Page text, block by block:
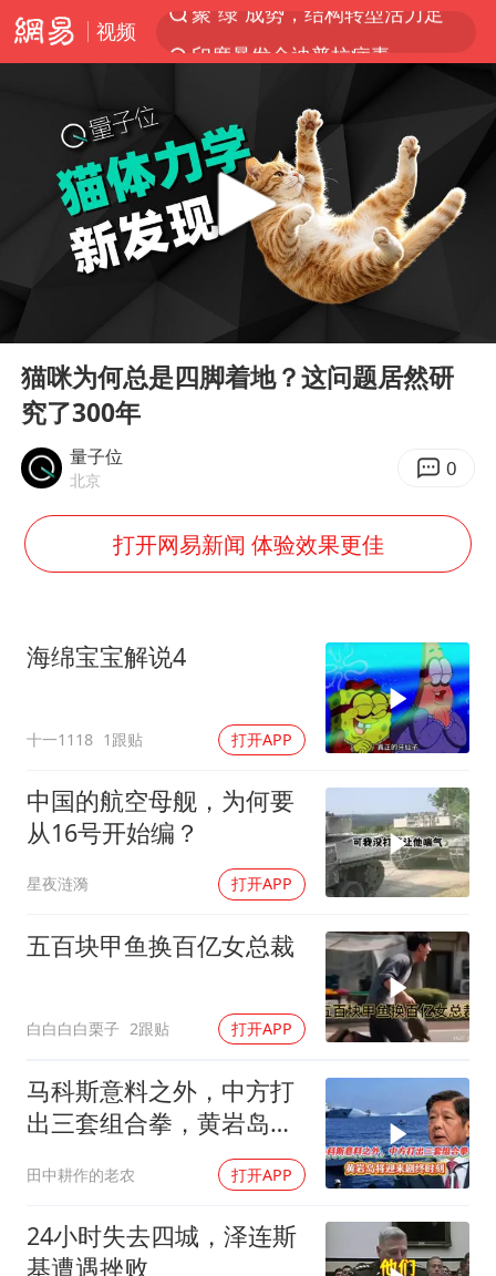
视频
印度暴发金迪普拉病毒
41岁女子为鼓励女儿考上985研究生
陕西柞水突发泥石流致1死2失联
“事业单位招聘不是人情买卖”
杭州一小区17楼玻璃幕墙爆裂
南大数院院长疑辞职信里写不想干了
知识产权强国建设驶入“快车道”
曝张一鸣下死命令：不依赖AI蒸馏技术
中国经济展现强大韧性和活力
Play
猫咪为何总是四脚着地？这问题居然研
究了300年
量子位
北京 0
打开网易新闻 体验效果更佳
海绵宝宝解说4
十一1118 1跟贴 打开APP
中国的航空母舰，为何要
从16号开始编？
星夜涟漪 打开APP
五百块甲鱼换百亿女总裁
白白白白栗子 2跟贴 打开APP
马科斯意料之外，中方打
出三套组合拳，黄岩岛将
田中耕作的老农 打开APP
24小时失去四城，泽连斯
基遭遇挫败